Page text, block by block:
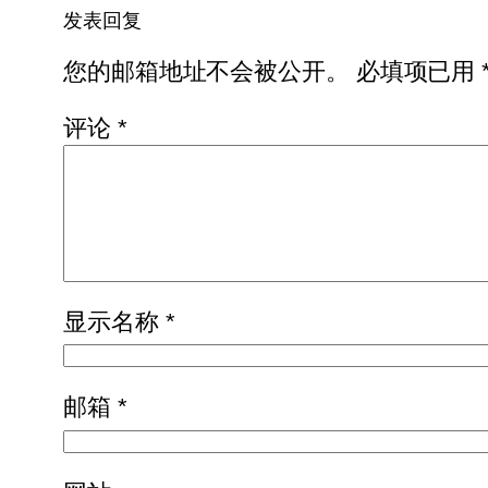
发表回复
您的邮箱地址不会被公开。 必填项已用
评论 *
显示名称 *
邮箱 *